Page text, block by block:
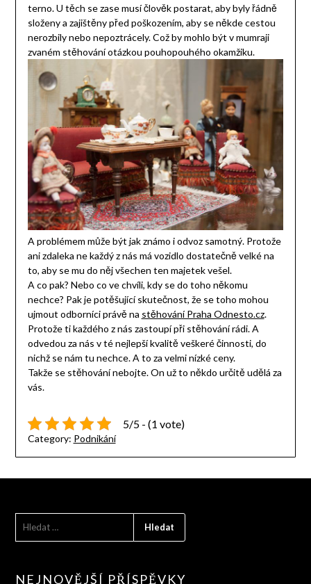
terno. U těch se zase musí člověk postarat, aby byly řádně
složeny a zajištěny před poškozením, aby se někde cestou
nerozbily nebo nepoztrácely. Což by mohlo být v mumraji
zvaném stěhování otázkou pouhopouhého okamžiku.
A problémem může být jak známo i odvoz samotný. Protože
ani zdaleka ne každý z nás má vozidlo dostatečně velké na
to, aby se mu do něj všechen ten majetek vešel.
A co pak? Nebo co ve chvíli, kdy se do toho někomu
nechce? Pak je potěšující skutečnost, že se toho mohou
ujmout odborníci právě na stěhování Praha Odnesto.cz.
Protože ti každého z nás zastoupí při stěhování rádi. A
odvedou za nás v té nejlepší kvalitě veškeré činnosti, do
nichž se nám tu nechce. A to za velmi nízké ceny.
Takže se stěhování nebojte. On už to někdo určitě udělá za
vás.
5/5 - (1 vote)
Category: Podnikání
NEJNOVĚJŠÍ PŘÍSPĚVKY